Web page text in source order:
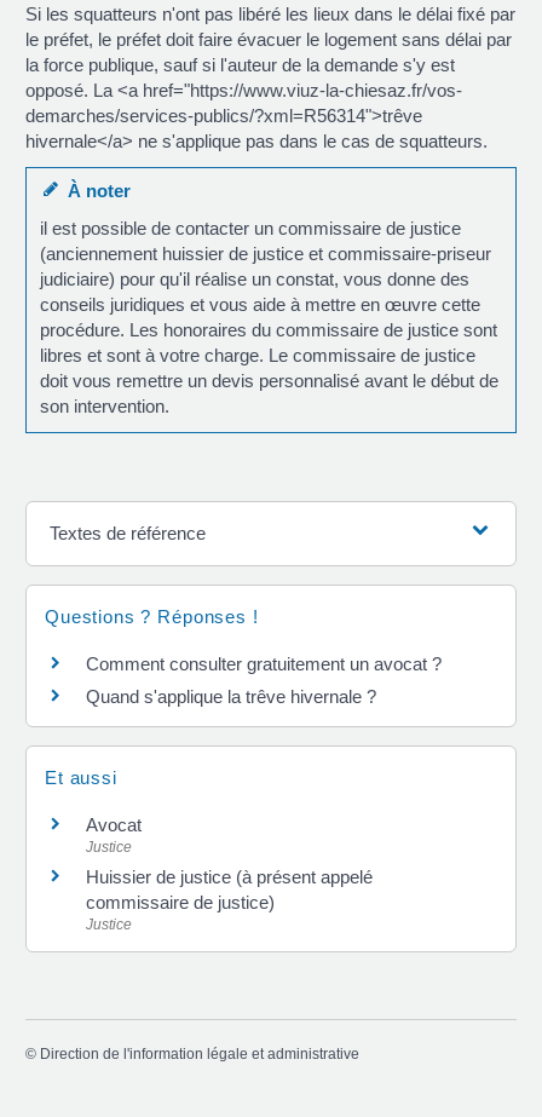
Si les squatteurs n'ont pas libéré les lieux dans le délai fixé par
le préfet, le préfet doit faire évacuer le logement sans délai par
la force publique, sauf si l'auteur de la demande s'y est
opposé. La <a href="https://www.viuz-la-chiesaz.fr/vos-
demarches/services-publics/?xml=R56314">trêve
hivernale</a> ne s'applique pas dans le cas de squatteurs.
À noter
il est possible de contacter un commissaire de justice
(anciennement huissier de justice et commissaire-priseur
judiciaire) pour qu'il réalise un constat, vous donne des
conseils juridiques et vous aide à mettre en œuvre cette
procédure. Les honoraires du commissaire de justice sont
libres et sont à votre charge. Le commissaire de justice
doit vous remettre un devis personnalisé avant le début de
son intervention.
Textes de référence
Questions ? Réponses !
Comment consulter gratuitement un avocat ?
Quand s'applique la trêve hivernale ?
Et aussi
Avocat
Justice
Huissier de justice (à présent appelé
commissaire de justice)
Justice
© Direction de l'information légale et administrative